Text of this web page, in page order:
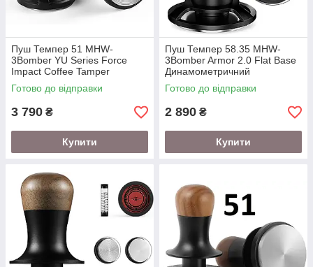
Пуш Темпер 51 MHW-
3Bomber YU Series Force
Impact Coffee Tamper
Готово до відправки
3 790 ₴
Купити
Пуш Темпер 58.35 MHW-
3Bomber Armor 2.0 Flat Base
Динамометричний
Готово до відправки
2 890 ₴
Купити